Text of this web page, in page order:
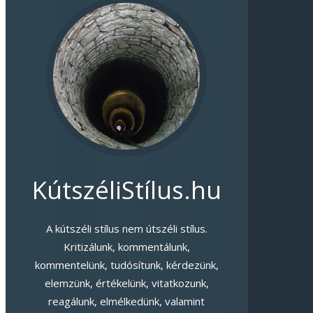
KútszéliStílus.hu
A kútszéli stílus nem útszéli stílus.
Kritizálunk, kommentálunk,
kommentelünk, tudósítunk, kérdezünk,
elemzünk, értékelünk, vitatkozunk,
reagálunk, elmélkedünk, valamint